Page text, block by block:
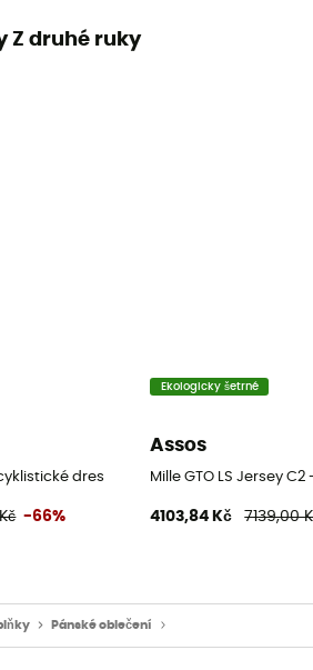
Z druhé ruky
dres
-66%
Ekologicky šetrné
Assos
Mille GTO LS Jersey
4103,84 Kč 7139,00
Pánské oblečení